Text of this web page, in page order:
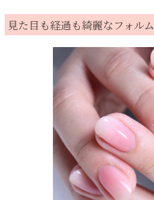
見た目も経過も綺麗なフォル